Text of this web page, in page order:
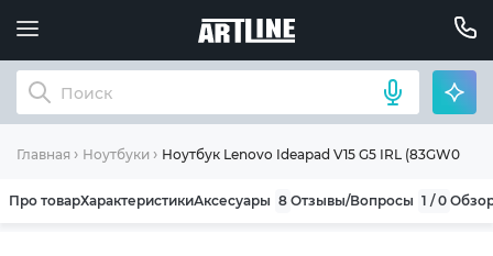
Главная Ноутбуки Ноутбук Lenovo Ideapad V15 G5 IRL
Про товарХарактеристикиАксесуары 8 Отзывы/Вопросы 1 / 0